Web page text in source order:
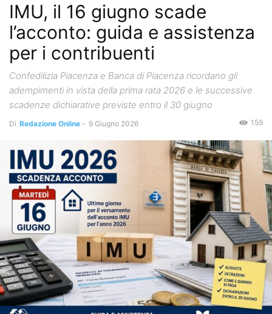
IMU, il 16 giugno scade
l’acconto: guida e assistenza
per i contribuenti
Confedilizia Piacenza e Banca di Piacenza ricordano gli
adempimenti in vista della prima rata 2026 e le successive
scadenze dichiarative previste entro il 30 giugno
Di Redazione Online - 9 Giugno 2026 159